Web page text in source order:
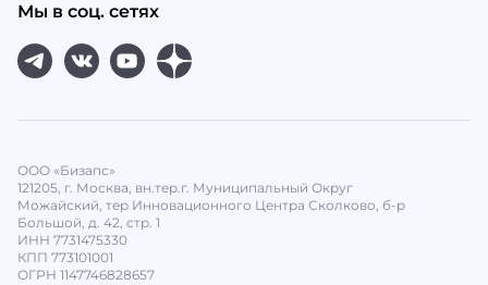
ООО «Бизапс»
121205, г. Москва, вн.тер.г. Муниципальный Округ
Можайский, тер Инновационного Центра Сколково, б-р
Большой, д. 42, стр. 1
ИНН 7731475330
КПП 773101001
ОГРН 1147746828657
Мы в соц. сетях